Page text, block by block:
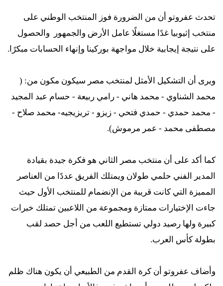
تحدث عفروتو أن من الضرورة فوز المنتخب الوطني على
منتخب إثيوبيا غدًا مستغلًا عامل الأرض والجمهور والحصول
على نتيجة إيجابية خلال مواجهة بوركينا وإنهاء الحسابات مبكرًا.
ويرى أن التشكيل الأمثل لمنتخب مصر سيكون مكون من: (
محمد الشناوي - محمد هاني - رامي ربيعة - حسام عبد المجيد
- محمد حمدي - حمدي فتحي - زيزو - تريزيجيه- محمد صلاح -
مصطفى محمد - عمر مرموش).
كما أكد على أن منتخب مصر الثاني هو فكرة جيدة بقيادة
المدير الفني حلمي طولان ويمتلك الفريق عددًا من العناصر
المميزة التي كانت قريبة من الإنضمام للمنتخب الأول حيث
جاءت الإختيارات ممتازة ومجموعة من اللاعبين تمتلك خبرات
كبيرة ولها رصيد دولي تستطيع اللعب من أجل حصد لقب
بطولة كأس العرب.
وأضاف عفروتو أن كرة القدم من الطبيعي أن يكون هناك ظلم